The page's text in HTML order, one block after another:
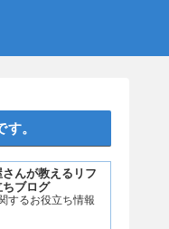
。
さんが教えるリフ
ちブログ
するお役立ち情報